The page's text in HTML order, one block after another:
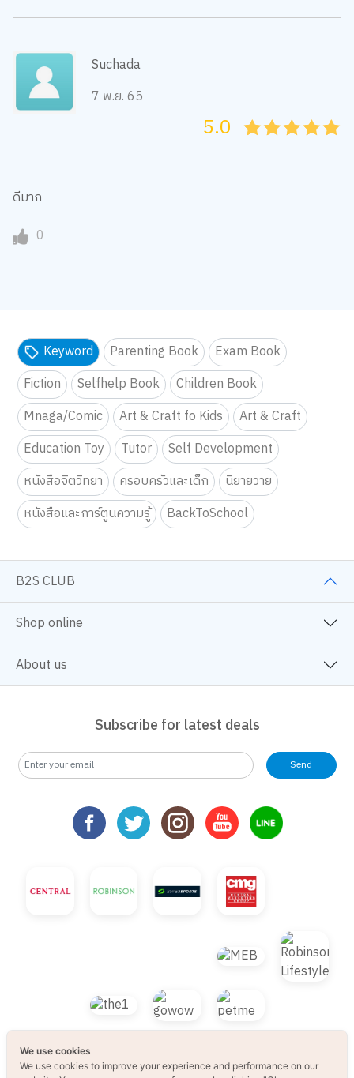
Suchada
7 พ.ย. 65
45
4
35
3
25
2
15
1
05
5.0
ดีมาก
0
Keyword Parenting Book
Exam Book
Fiction
Selfhelp Book
Children Book
Mnaga/Comic
Art & Craft fo Kids
Art & Craft
Education Toy
Tutor
Self Development
หนังสือจิตวิทยา
ครอบครัวและเด็ก
นิยายวาย
หนังสือและการ์ตูนความรู้
BackToSchool
B2S CLUB
Shop online
About us
Subscribe for latest deals
Send
We use cookies
We use cookies to improve your experience and performance on our